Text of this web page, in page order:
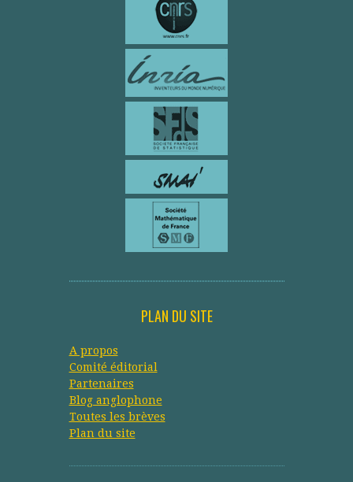
PLAN DU SITE
A propos
Comité éditorial
Partenaires
Blog anglophone
Toutes les brèves
Plan du site